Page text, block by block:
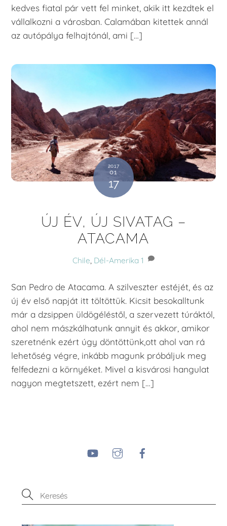
kedves fiatal pár vett fel minket, akik itt kezdtek el
vállalkozni a városban. Calamában kitettek annál
az autópálya felhajtónál, ami […]
2017
01
17
ÚJ ÉV, ÚJ SIVATAG –
ATACAMA
Chile, Dél-Amerika 1
San Pedro de Atacama. A szilveszter estéjét, és az
új év első napját itt töltöttük. Kicsit besokalltunk
már a dzsippen üldögéléstől, a szervezett túráktól,
ahol nem mászkálhatunk annyit és akkor, amikor
szeretnénk ezért úgy döntöttünk,ott ahol van rá
lehetőség végre, inkább magunk próbáljuk meg
felfedezni a környéket. Mivel a kisvárosi hangulat
nagyon megtetszett, ezért nem […]
YouTube Instagram